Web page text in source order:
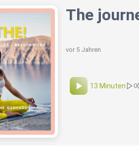
The
vor 5 Jahren
13 Minuten 0